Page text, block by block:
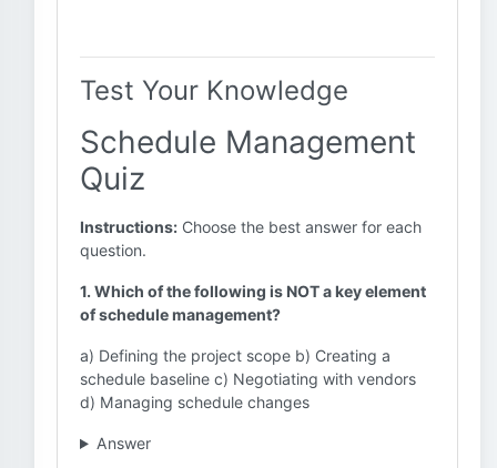
Test Your Knowledge
Schedule Management
Quiz
Instructions: Choose the best answer for each
question.
1. Which of the following is NOT a key element
of schedule management?
a) Defining the project scope b) Creating a
schedule baseline c) Negotiating with vendors
d) Managing schedule changes
Answer